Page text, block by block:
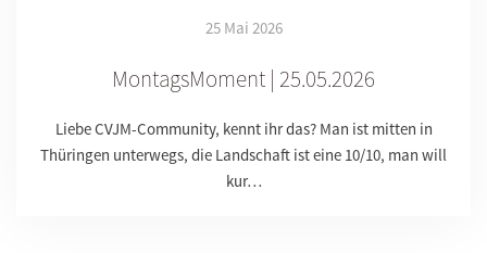
25 Mai 2026
MontagsMoment | 25.05.2026
Liebe CVJM-Community, kennt ihr das? Man ist mitten in
Thüringen unterwegs, die Landschaft ist eine 10/10, man will
kur…